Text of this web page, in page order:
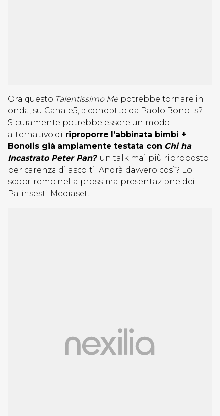
Ora questo Talentissimo Me potrebbe tornare in
onda, su Canale5, e condotto da Paolo Bonolis?
Sicuramente potrebbe essere un modo
alternativo di riproporre l’abbinata bimbi +
Bonolis già ampiamente testata con Chi ha
Incastrato Peter Pan?: un talk mai più riproposto
per carenza di ascolti. Andrà davvero così? Lo
scopriremo nella prossima presentazione dei
Palinsesti Mediaset.